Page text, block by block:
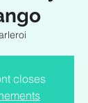
closes